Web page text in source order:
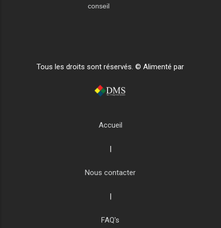
conseil
Tous les droits sont réservés. © Alimenté par
Accueil
Nous contacter
FAQ's